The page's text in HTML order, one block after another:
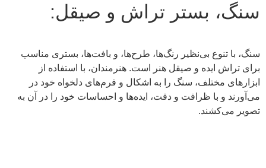
سنگ، بستر تراش و صیقل:
سنگ، با تنوع بی‌نظیر رنگ‌ها، طرح‌ها، و بافت‌ها، بستری مناسب
برای تراش ایده و صیقل هنر است. هنرمندان، با استفاده از
ابزارهای مختلف، سنگ را به اشکال و فرم‌های دلخواه خود در
می‌آورند و با ظرافت و دقت، ایده‌ها و احساسات خود را در آن به
تصویر می‌کشند.